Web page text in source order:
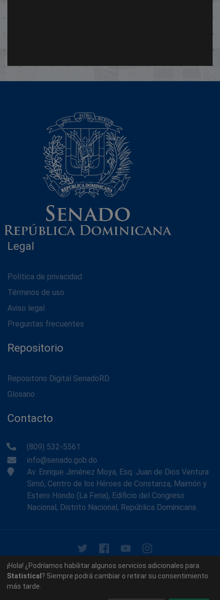
Legal
Política de privacidad
Términos de uso
Aviso legal
Preguntas frecuentes
Repositorio
Repositorio Digital SenadoRD
Glosario
Contacto
(809) 532-5561
info@senado.gob.do
Av. Enrique Jiménez Moya, Esq. Juan de Dios Ventura
Simó, Centro de los Héroes de Constanza, Maimón y
Estero Hondo (La Feria), Edificio del Congreso
Nacional, Distrito Nacional, República Dominicana.
© 2026 - Memoria Histórica del Senado de la República
Dominicana. Todos los derechos reservados.
¡Hola! ¿Podríamos habilitar algunos servicios adicionales para
Statistical ? Siempre podrá cambiar o retirar su consentimiento
más tarde.